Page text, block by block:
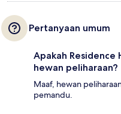
Pertanyaan umum
Apakah Residence
hewan peliharaan?
Maaf, hewan
pemandu.